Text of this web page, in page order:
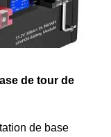
de tour de
de base